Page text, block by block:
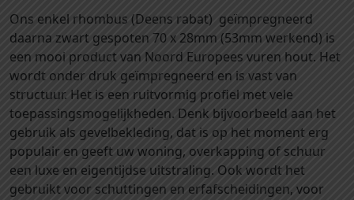
e
l
r
h
o
m
b
u
s
7
Ons enkel rhombus (Deens rabat) geïmpregneerd
daarna zwart gespoten 70 x 28mm (53mm werkend) is
een mooi product van Noord Europees vuren hout. Het
wordt onder druk geïmpregneerd en is vast van
structuur. Het is een ruitvormig profiel met vele
toepassingsmogelijkheden. Denk bijvoorbeeld aan het
gebruik als gevelbekleding, dat is op het moment erg
populair en geeft uw woning, overkapping of schuur
een luxe en eigentijdse uitstraling. Ook wordt het
gebruikt voor schuttingen en erfafscheidingen, voor